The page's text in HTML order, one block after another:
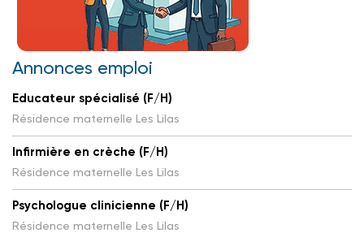
Annonces emploi
Educateur spécialisé (F/H)
Résidence maternelle Les Lilas
Infirmière en crèche (F/H)
Résidence maternelle Les Lilas
Psychologue clinicienne (F/H)
Résidence maternelle Les Lilas